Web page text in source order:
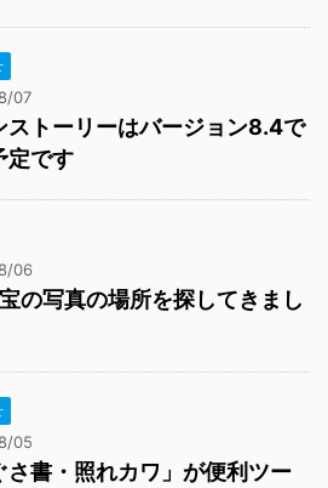
07
ストーリーはバージョン8.4で
定です
06
の写真の場所を探してきまし
05
さ書・照れカワ」が便利ツー